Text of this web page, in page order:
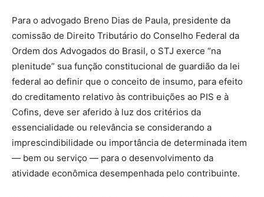
Para o advogado Breno Dias de Paula, presidente da
comissão de Direito Tributário do Conselho Federal da
Ordem dos Advogados do Brasil, o STJ exerce “na
plenitude” sua função constitucional de guardião da lei
federal ao definir que o conceito de insumo, para efeito
do creditamento relativo às contribuições ao PIS e à
Cofins, deve ser aferido à luz dos critérios da
essencialidade ou relevância se considerando a
imprescindibilidade ou importância de determinada item
— bem ou serviço — para o desenvolvimento da
atividade econômica desempenhada pelo contribuinte.